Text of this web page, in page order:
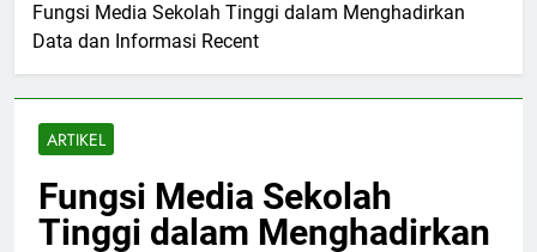
Fungsi Media Sekolah Tinggi dalam Menghadirkan
Data dan Informasi Recent
ARTIKEL
Fungsi Media Sekolah
Tinggi dalam Menghadirkan